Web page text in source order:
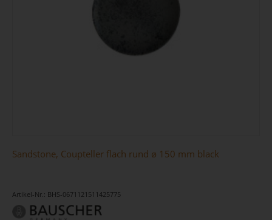
Sandstone, Coupteller flach rund ø 150 mm black
Artikel-Nr.: BHS-0671121511425775